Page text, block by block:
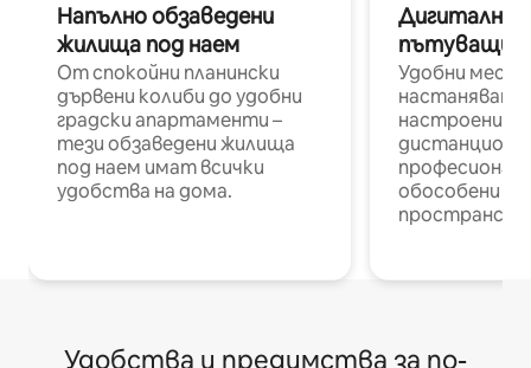
Напълно обзаведени
жилища под наем
От спокойни планински
дървени колиби до удобни
градски апартаменти –
тези обзаведени жилища
под наем имат всички
удобства на дома.
Дигитални
пътуващи
Удобни
настаняване
настроени и
обособени
Удобства и предимства за по-